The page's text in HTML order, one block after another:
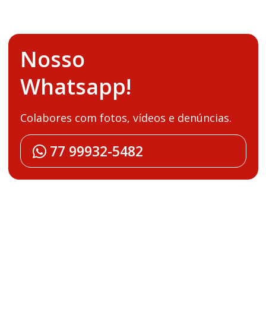
Nosso
Whatsapp!
Colabores com fotos, vídeos e denúncias.
77 99932-5482